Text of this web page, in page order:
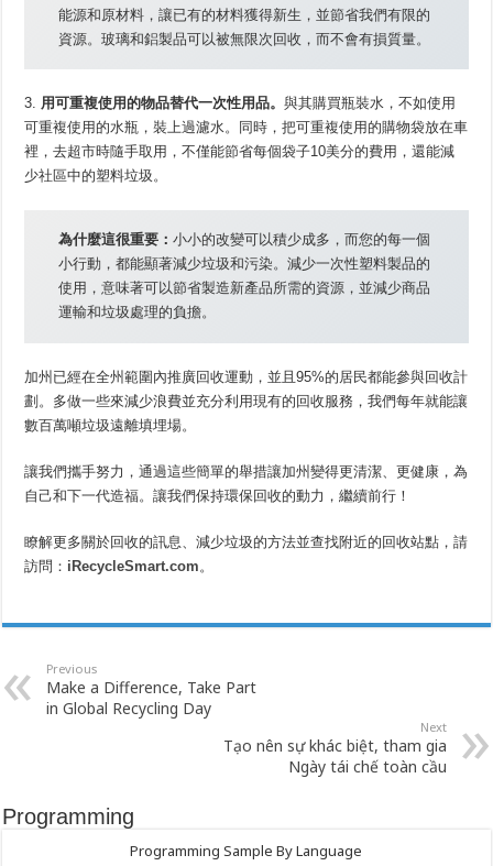
能源和原材料，讓已有的材料獲得新生，並節省我們有限的
資源。玻璃和鋁製品可以被無限次回收，而不會有損質量。
3. 用可重複使用的物品替代一次性用品。與其購買瓶裝水，不如使用
可重複使用的水瓶，裝上過濾水。同時，把可重複使用的購物袋放在車
裡，去超市時隨手取用，不僅能節省每個袋子10美分的費用，還能減
少社區中的塑料垃圾。
為什麼這很重要：小小的改變可以積少成多，而您的每一個
小行動，都能顯著減少垃圾和污染。減少一次性塑料製品的
使用，意味著可以節省製造新產品所需的資源，並減少商品
運輸和垃圾處理的負擔。
加州已經在全州範圍內推廣回收運動，並且95%的居民都能參與回收計
劃。多做一些來減少浪費並充分利用現有的回收服務，我們每年就能讓
數百萬噸垃圾遠離填埋場。
讓我們攜手努力，通過這些簡單的舉措讓加州變得更清潔、更健康，為
自己和下一代造福。讓我們保持環保回收的動力，繼續前行！
瞭解更多關於回收的訊息、減少垃圾的方法並查找附近的回收站點，請
訪問： iRecycleSmart.com 。
Previous
Make a Difference, Take Part
in Global Recycling Day
Next
Tạo nên sự khác biệt, tham gia
Ngày tái chế toàn cầu
Programming
Programming Sample By Language